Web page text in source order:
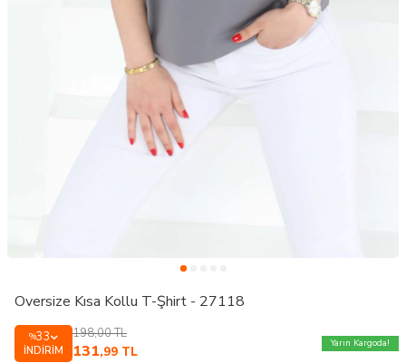
Oversize Kısa Kollu T-Şhirt - 27118
%33
İNDIRIM
198,00TL
131,99 TL
Yarın Kargoda!